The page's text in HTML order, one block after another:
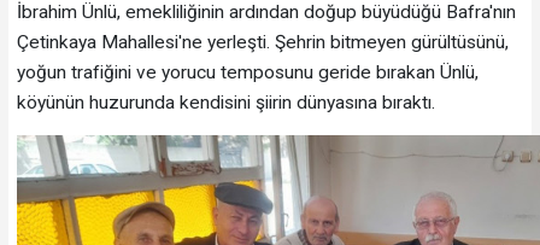
İbrahim Ünlü, emekliliğinin ardından doğup büyüdüğü Bafra'nın
Çetinkaya Mahallesi'ne yerleşti. Şehrin bitmeyen gürültüsünü,
yoğun trafiğini ve yorucu temposunu geride bırakan Ünlü,
köyünün huzurunda kendisini şiirin dünyasına bıraktı.